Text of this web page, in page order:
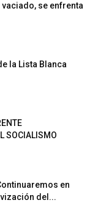
se enfrenta
la Lista Blanca
SOCIALISMO
en
del...